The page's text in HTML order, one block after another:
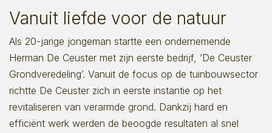
Vanuit liefde voor de natuur
Als 20-jarige jongeman startte een ondernemende
Herman De Ceuster met zijn eerste bedrijf, ‘De Ceuster
Grondveredeling’. Vanuit de focus op de tuinbouwsector
richtte De Ceuster zich in eerste instantie op het
revitaliseren van verarmde grond. Dankzij hard en
efficiënt werk werden de beoogde resultaten al snel